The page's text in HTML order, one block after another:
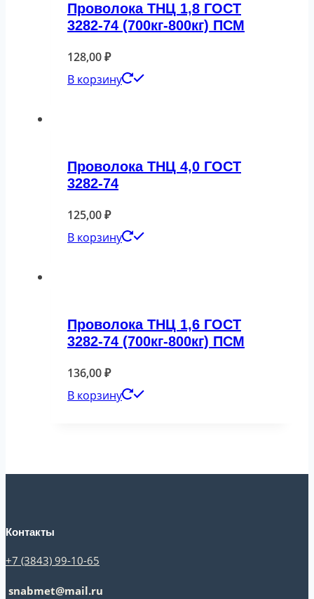
Проволока ТНЦ 1,8 ГОСТ
3282-74 (700кг-800кг) ПСМ
128,00₽
В корзину
Проволока ТНЦ 4,0 ГОСТ
3282-74
125,00₽
В корзину
Проволока ТНЦ 1,6 ГОСТ
3282-74 (700кг-800кг) ПСМ
136,00₽
В корзину
Контакты
+7 (3843) 99-10-65
snabmet@mail.ru